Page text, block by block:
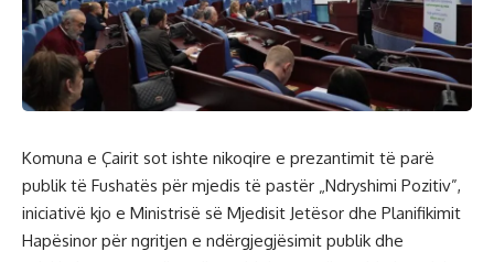
Komuna e Çairit sot ishte nikoqire e prezantimit të parë
publik të Fushatës për mjedis të pastër „Ndryshimi Pozitiv”,
iniciativë kjo e Ministrisë së Mjedisit Jetësor dhe Planifikimit
Hapësinor për ngritjen e ndërgjegjësimit publik dhe